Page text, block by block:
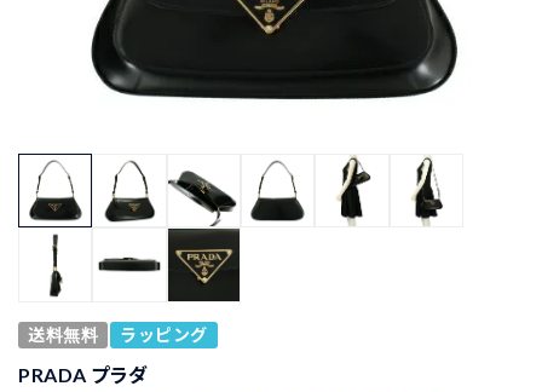
送料無料 ラッピング
PRADA プラダ